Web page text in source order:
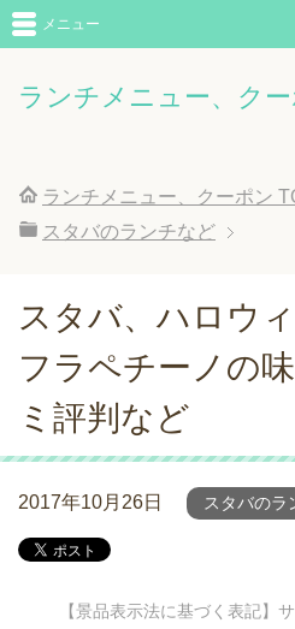
ランチメニュー、ク
メニュー
ランチメニュー、クーポン
スタバのランチなど
スタバ、ハロウ
フラペチーノの
ミ評判など
2017年10月26日 スタバのラ
【景品表示法に基づく表記】